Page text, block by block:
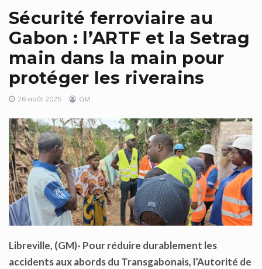
Sécurité ferroviaire au
Gabon : l’ARTF et la Setrag
main dans la main pour
protéger les riverains
26 août 2025 GM
Libreville, (GM)- Pour réduire durablement les
accidents aux abords du Transgabonais, l’Autorité de